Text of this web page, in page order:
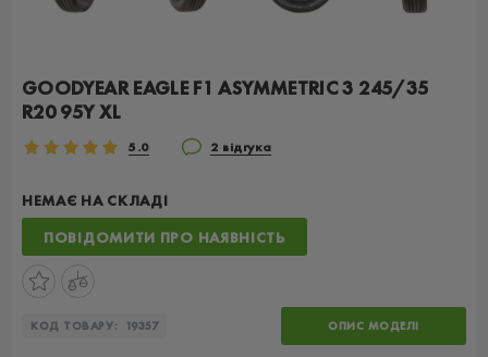
GOODYEAR EAGLE F1 ASYMMETRIC 3 245/35
R20 95Y XL
5.0 2 відгука
НЕМАЄ НА СКЛАДІ
ПОВІДОМИТИ ПРО НАЯВНІСТЬ
КОД ТОВАРУ: 19357 ОПИС МОДЕЛІ